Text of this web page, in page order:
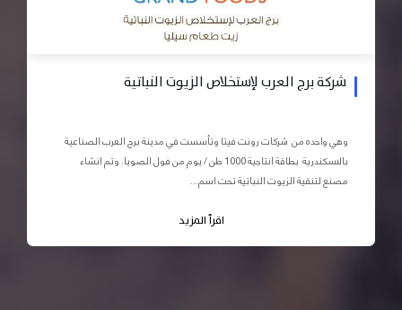
شركة برج العرب لإستخلاص الزيوت النباتية
وهي واحده من شركات رونت فيتا وتأسست في مدينة برج العرب الصناعية
بالاسكندرية بطاقة انتاجية 1000 طن / يوم من فول الصويا. وتم انشاء
مصنع لتنقية الزيوت النباتية تحت اسم...
اقرأ المزيد